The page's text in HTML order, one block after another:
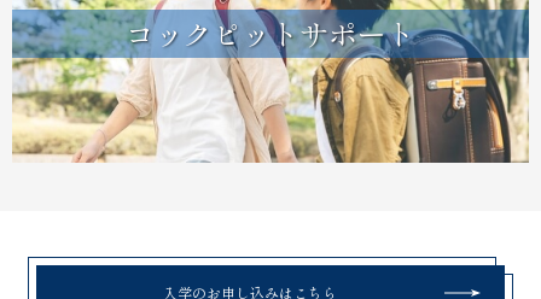
コックピットサポート
入学のお申し込みはこちら